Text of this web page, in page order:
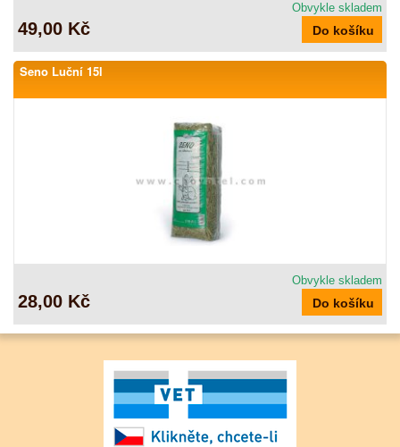
Obvykle skladem
49,00 Kč
Seno Luční 15l
Obvykle skladem
28,00 Kč